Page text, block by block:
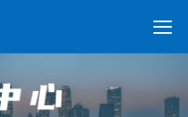

题